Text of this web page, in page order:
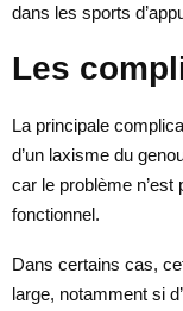
dans les sports
Les
La principale
d’un laxisme du
car le problème
fonctionnel.
Dans certains cas,
large, notamment si